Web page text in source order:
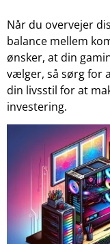
Når du overvejer
balance mellem
ønsker, at din
vælger, så sørg for
din livsstil for at
investering.